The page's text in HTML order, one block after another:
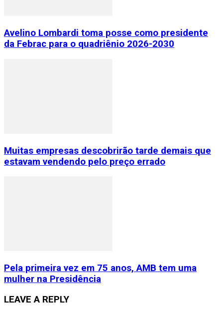
Avelino Lombardi toma posse como presidente
da Febrac para o quadriênio 2026-2030
Muitas empresas descobrirão tarde demais que
estavam vendendo pelo preço errado
Pela primeira vez em 75 anos, AMB tem uma
mulher na Presidência
LEAVE A REPLY